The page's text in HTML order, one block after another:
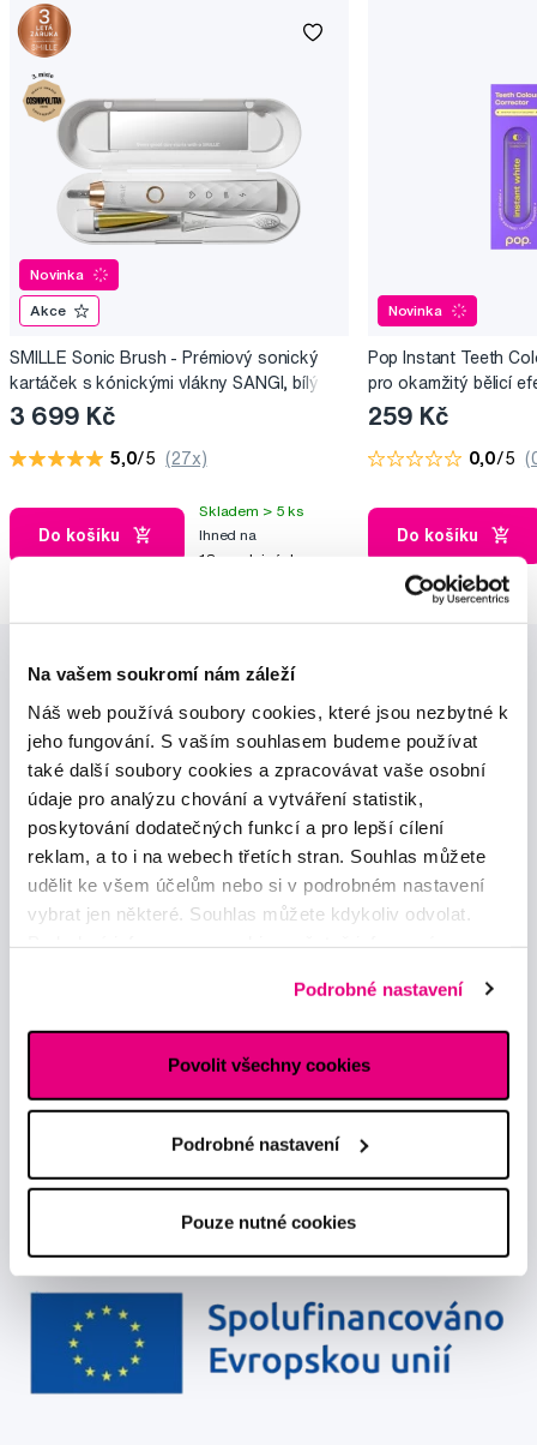
Na vašem soukromí nám záleží
Náš web používá soubory cookies, které jsou nezbytné k
jeho fungování. S vaším souhlasem budeme používat
také další soubory cookies a zpracovávat vaše osobní
údaje pro analýzu chování a vytváření statistik,
poskytování dodatečných funkcí a pro lepší cílení
reklam, a to i na webech třetích stran. Souhlas můžete
udělit ke všem účelům nebo si v podrobném nastavení
vybrat jen některé. Souhlas můžete kdykoliv odvolat.
Podrobné nastavení
Povolit všechny cookies
Podrobné nastavení
Pouze nutné cookies
Novinka
Akce
SMILLE Sonic Brush - Prémiový sonický
kartáček s kónickými vlákny SANGI, bílý
3 699 Kč
5,0/5 (27x)
Do košíku
Skladem > 5 ks
Ihned na
13 prodejnách
Novinka
Pop Instant Teeth
pro okamžitý bělicí
259 Kč
0,0/5
Do košíku
Novinky a nabídky
Odebírat
zpracováním osobních údajů pro tyto účely.